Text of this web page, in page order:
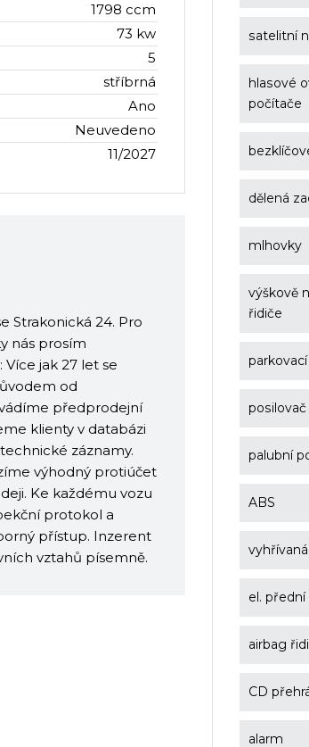
1798 ccm
73 kw
5
stříbrná
Ano
Neuvedeno
11/2027
Strakonická 24. Pro
nás prosím
Více jak 27 let se
od
předprodejní
klienty v databázi
záznamy.
výhodný protiúčet
Ke každému vozu
protokol a
přístup. Inzerent
vztahů písemně.
satelitní
hlasové
počítače
dělená
mlhovky
výškově
řidiče
palubní
ABS
el. přední
airbag
CD
alarm